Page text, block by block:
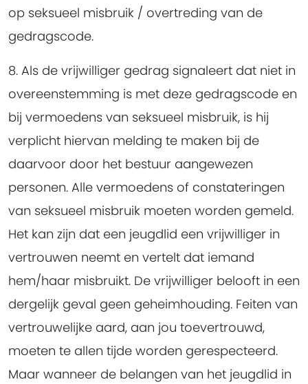
op seksueel misbruik / overtreding van de
gedragscode.
8. Als de vrijwilliger gedrag signaleert dat niet in
overeenstemming is met deze gedragscode en
bij vermoedens van seksueel misbruik, is hij
verplicht hiervan melding te maken bij de
daarvoor door het bestuur aangewezen
personen. Alle vermoedens of constateringen
van seksueel misbruik moeten worden gemeld.
Het kan zijn dat een jeugdlid een vrijwilliger in
vertrouwen neemt en vertelt dat iemand
hem/haar misbruikt. De vrijwilliger belooft in een
dergelijk geval geen geheimhouding. Feiten van
vertrouwelijke aard, aan jou toevertrouwd,
moeten te allen tijde worden gerespecteerd.
Maar wanneer de belangen van het jeugdlid in